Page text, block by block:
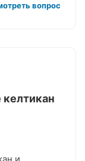
вопрос